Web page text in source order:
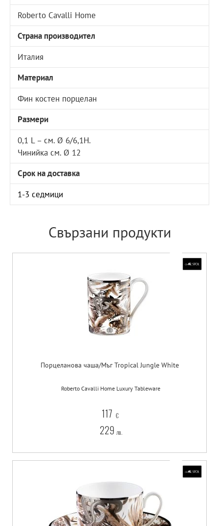
Roberto Cavalli Home
Страна производител
Италия
Материал
Фин костен порцелан
Размери
0,1 L – см. Ø 6/6,1Н.
Чинийка см. Ø 12
Срок на доставка
1-3 седмици
Свързани продукти
Порцеланова чаша/Мъг Tropical Jungle White
Roberto Cavalli Home Luxury Tableware
117 €
229 лв.